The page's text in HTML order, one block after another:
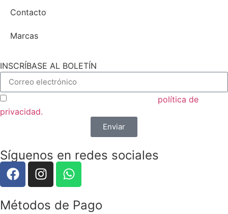
Contacto
Marcas
INSCRÍBASE AL BOLETÍN
política de
privacidad.
Enviar
Síguenos en redes sociales
Métodos de Pago